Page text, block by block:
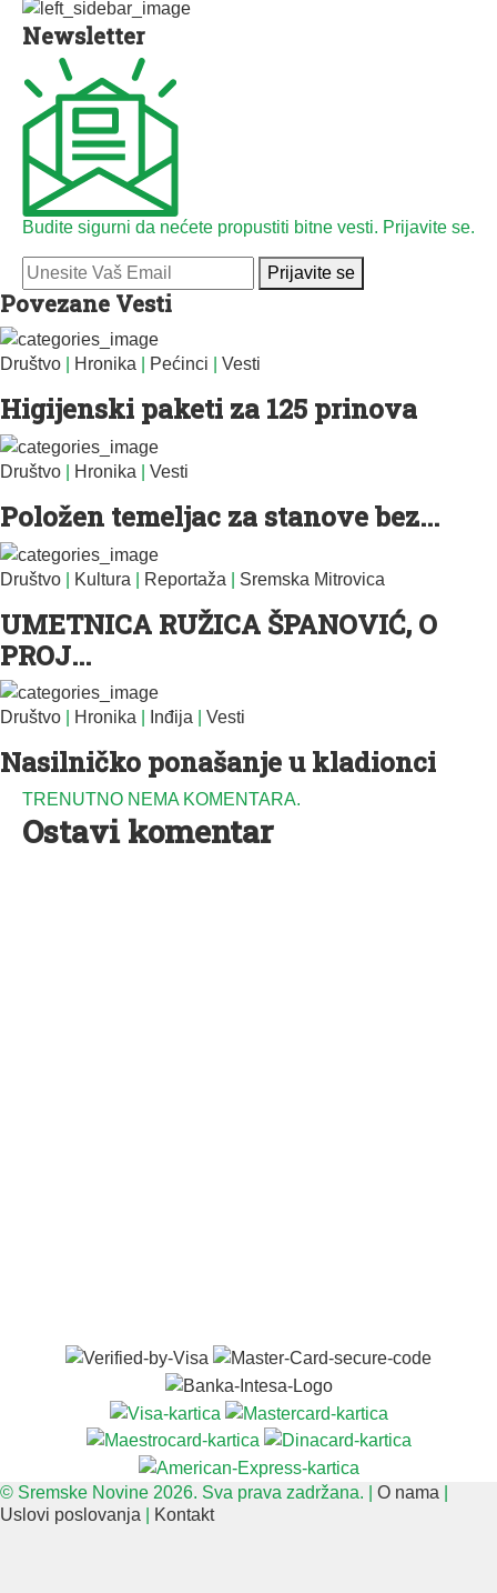
Newsletter
Budite sigurni da nećete propustiti bitne vesti. Prijavite se.
Prijavite se
Povezane Vesti
Društvo Hronika Pećinci Vesti
Higijenski paketi za 125 prinova
Društvo Hronika Vesti
Položen temeljac za stanove bez...
Društvo Kultura Reportaža Sremska Mitrovica
UMETNICA RUŽICA ŠPANOVIĆ, O
PROJ...
Društvo Hronika Inđija Vesti
Nasilničko ponašanje u kladionci
TRENUTNO NEMA KOMENTARA.
Ostavi komentar
© Sremske Novine 2026. Sva prava zadržana. | O nama
Uslovi poslovanja
Kontakt